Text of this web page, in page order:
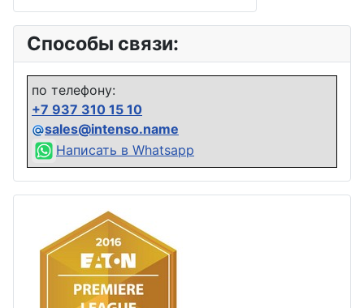
Способы связи:
по телефону:
+7 937 310 15 10
sales@intenso.name
Написать в Whatsapp